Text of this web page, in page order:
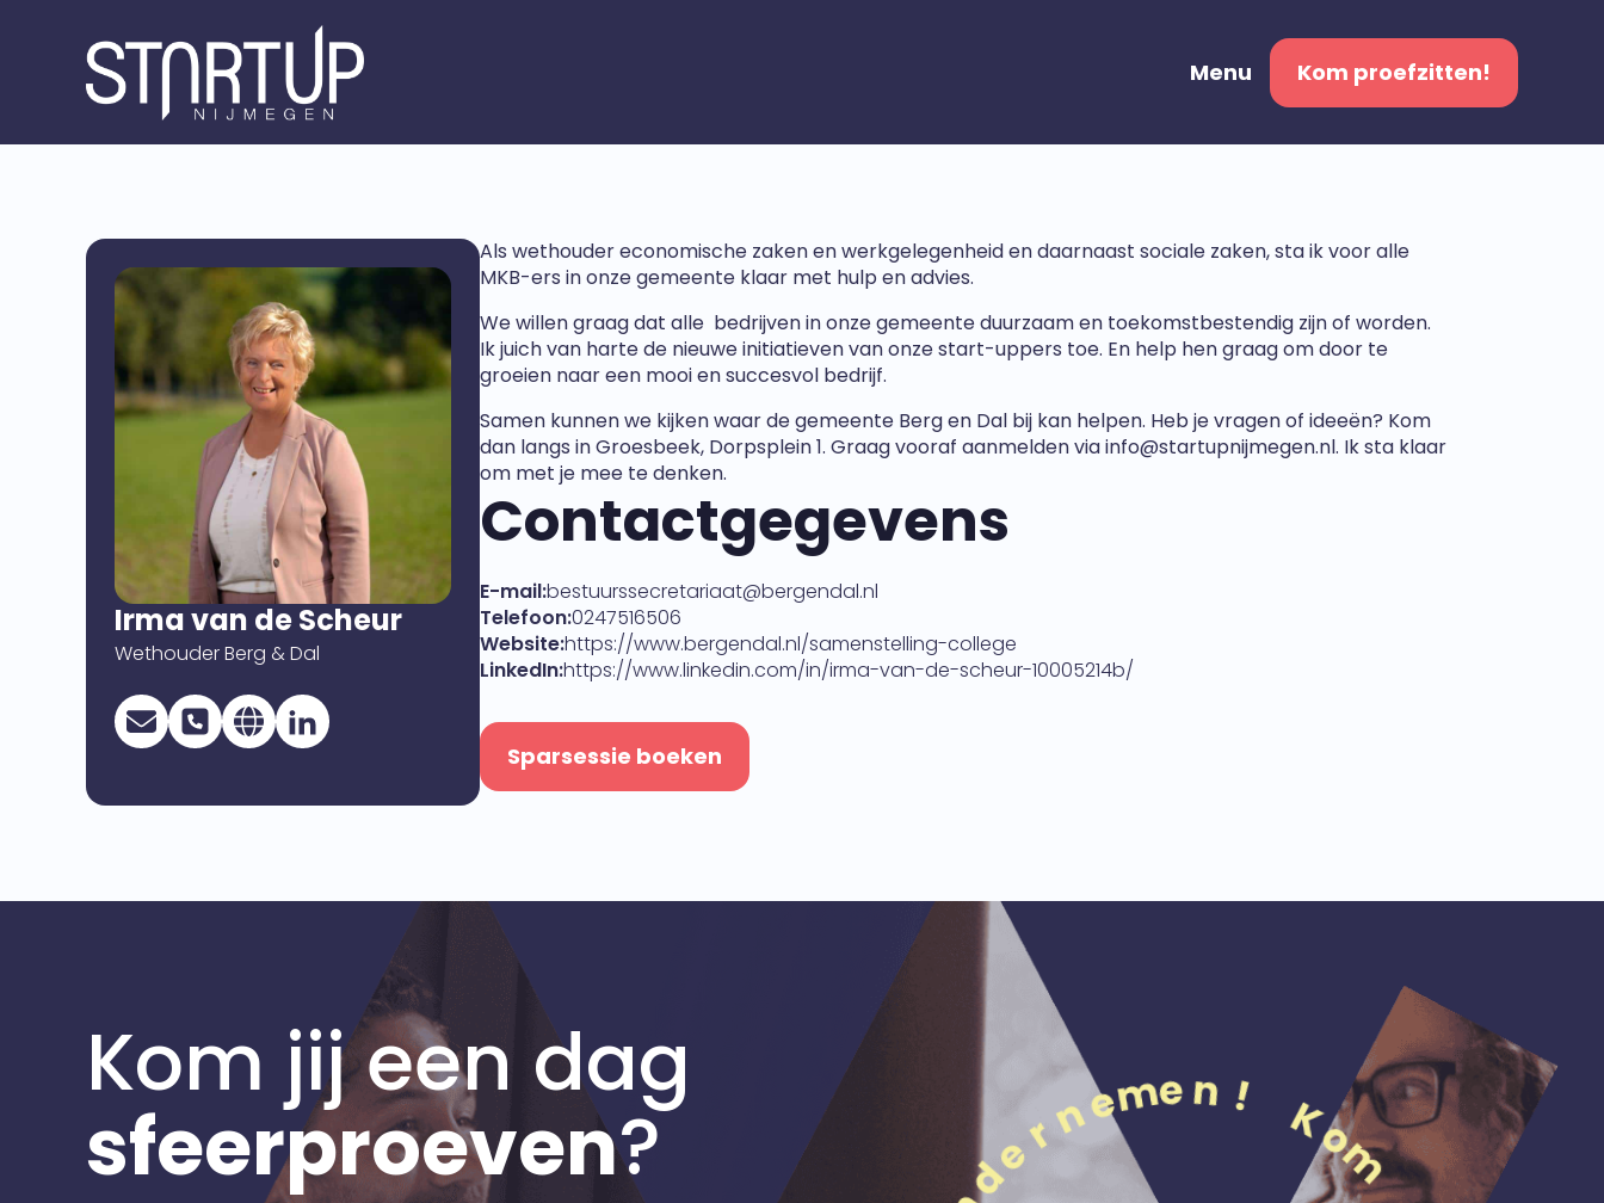
Menu Kom proefzitten!
Irma van de Scheur
Wethouder Berg & Dal
Als wethouder economische zaken en werkgelegenheid en daarnaast sociale zaken, sta ik voor alle
MKB-ers in onze gemeente klaar met hulp en advies.
We willen graag dat alle bedrijven in onze gemeente duurzaam en toekomstbestendig zijn of worden.
Ik juich van harte de nieuwe initiatieven van onze start-uppers toe. En help hen graag om door te
groeien naar een mooi en succesvol bedrijf.
Samen kunnen we kijken waar de gemeente Berg en Dal bij kan helpen. Heb je vragen of ideeën? Kom
dan langs in Groesbeek, Dorpsplein 1. Graag vooraf aanmelden viainfo@startupnijmegen.nl. Ik sta klaar
om met je mee te denken.
Contactgegevens
E-mail:bestuurssecretariaat@bergendal.nl
Telefoon:0247516506
Website:https://www.bergendal.nl/samenstelling-college
LinkedIn:https://www.linkedin.com/in/irma-van-de-scheur-10005214b/
Sparsessie boeken
Kom jij een dag
sfeerproeven?